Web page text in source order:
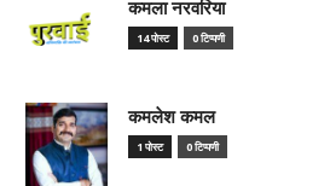
कमला नरवरिया
14 पोस्ट 0 टिप्पणी
कमलेश कमल
1 पोस्ट 0 टिप्पणी